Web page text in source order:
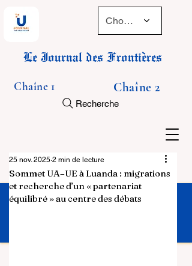
Choose a time
Le Journal des Frontières
Chaîne 1 Chaîne 2
Recherche
Sommet UA–UE à Luanda : migrations
et recherche d’un « partenariat
équilibré » au centre des débats
25 nov. 2025 2 min de lecture